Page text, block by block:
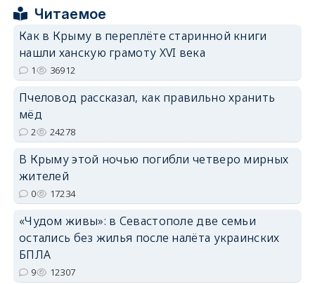
erid: 2SDnjdPjgYS
erid: 2SDnjdvhGXG
Читаемое
Как в Крыму в переплёте старинной книги
нашли ханскую грамоту XVI века
1 36912
Пчеловод рассказал, как правильно хранить
мёд
2 24278
В Крыму этой ночью погибли четверо мирных
жителей
0 17234
«Чудом живы»: в Севастополе две семьи
остались без жилья после налёта украинских
БПЛА
9 12307